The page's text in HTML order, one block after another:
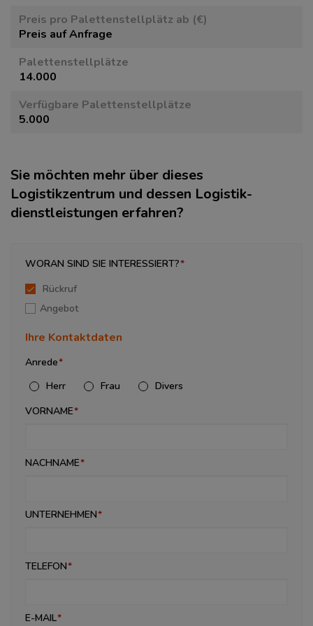
Preis pro Paletten­stellplätz ab (€)
Preis auf Anfrage
Paletten­stellplätze
14.000
Verfügbare Paletten­stellplätze
5.000
Sie möchten mehr über dieses
Logistikzentrum und dessen Logistik­
dienstleistungen erfahren?
WORAN SIND SIE INTERESSIERT?
Rückruf
Angebot
Ihre Kontaktdaten
Anrede
Herr
Frau
Divers
VORNAME
NACHNAME
UNTERNEHMEN
TELEFON
E-MAIL